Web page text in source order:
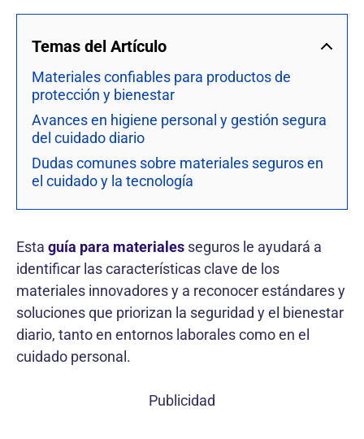
Temas del Artículo
Materiales confiables para productos de
protección y bienestar
Avances en higiene personal y gestión segura
del cuidado diario
Dudas comunes sobre materiales seguros en
el cuidado y la tecnología
Esta guía para materiales seguros le ayudará a
identificar las características clave de los
materiales innovadores y a reconocer estándares y
soluciones que priorizan la seguridad y el bienestar
diario, tanto en entornos laborales como en el
cuidado personal.
Publicidad